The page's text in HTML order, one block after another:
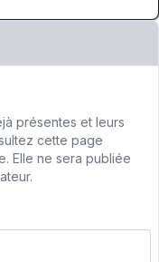
présentes et leurs
cette page
Elle ne sera publiée